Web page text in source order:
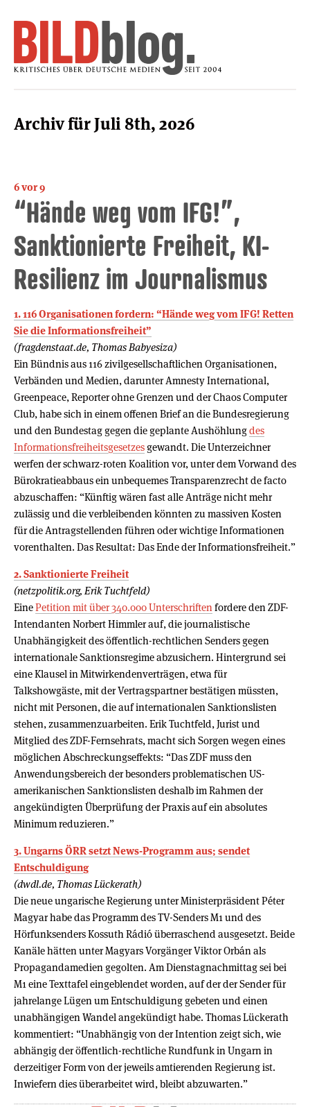
Archiv für Juli 8th, 2026
6 vor 9
“Hände weg vom IFG!”,
Sanktionierte Freiheit, KI-
Resilienz im Journalismus
1. 116 Organisationen fordern: “Hände weg vom IFG! Retten
Sie die Informationsfreiheit”
(fragdenstaat.de, Thomas Babyesiza)
Ein Bündnis aus 116 zivilgesellschaftlichen Organisationen,
Verbänden und Medien, darunter Amnesty International,
Greenpeace, Reporter ohne Grenzen und der Chaos Computer
Club, habe sich in einem offenen Brief an die Bundesregierung
und den Bundestag gegen die geplante Aushöhlungdes
Informationsfreiheitsgesetzesgewandt. Die Unterzeichner
werfen der schwarz-roten Koalition vor, unter dem Vorwand des
Bürokratieabbaus ein unbequemes Transparenzrecht de facto
abzuschaffen: “Künftig wären fast alle Anträge nicht mehr
zulässig und die verbleibenden könnten zu massiven Kosten
für die Antragstellenden führen oder wichtige Informationen
vorenthalten. Das Resultat: Das Ende der Informationsfreiheit.”
2. Sanktionierte Freiheit
(netzpolitik.org, Erik Tuchtfeld)
EinePetition mit über 340.000 Unterschriften fordere den ZDF-
Intendanten Norbert Himmler auf, die journalistische
Unabhängigkeit des öffentlich-rechtlichen Senders gegen
internationale Sanktionsregime abzusichern. Hintergrund sei
eine Klausel in Mitwirkendenverträgen, etwa für
Talkshowgäste, mit der Vertragspartner bestätigen müssten,
nicht mit Personen, die auf internationalen Sanktionslisten
stehen, zusammenzuarbeiten. Erik Tuchtfeld, Jurist und
Mitglied des ZDF-Fernsehrats, macht sich Sorgen wegen eines
möglichen Abschreckungseffekts: “Das ZDF muss den
Anwendungsbereich der besonders problematischen US-
amerikanischen Sanktionslisten deshalb im Rahmen der
angekündigten Überprüfung der Praxis auf ein absolutes
Minimum reduzieren.”
3. Ungarns ÖRR setzt News-Programm aus; sendet
Entschuldigung
(dwdl.de, Thomas Lückerath)
Die neue ungarische Regierung unter Ministerpräsident Péter
Magyar habe das Programm des TV-Senders M1 und des
Hörfunksenders Kossuth Rádió überraschend ausgesetzt. Beide
Kanäle hätten unter Magyars Vorgänger Viktor Orbán als
Propagandamedien gegolten. Am Dienstagnachmittag sei bei
M1 eine Texttafel eingeblendet worden, auf der der Sender für
jahrelange Lügen um Entschuldigung gebeten und einen
unabhängigen Wandel angekündigt habe. Thomas Lückerath
kommentiert: “Unabhängig von der Intention zeigt sich, wie
abhängig der öffentlich-rechtliche Rundfunk in Ungarn in
derzeitiger Form von der jeweils amtierenden Regierung ist.
Inwiefern dies überarbeitet wird, bleibt abzuwarten.”